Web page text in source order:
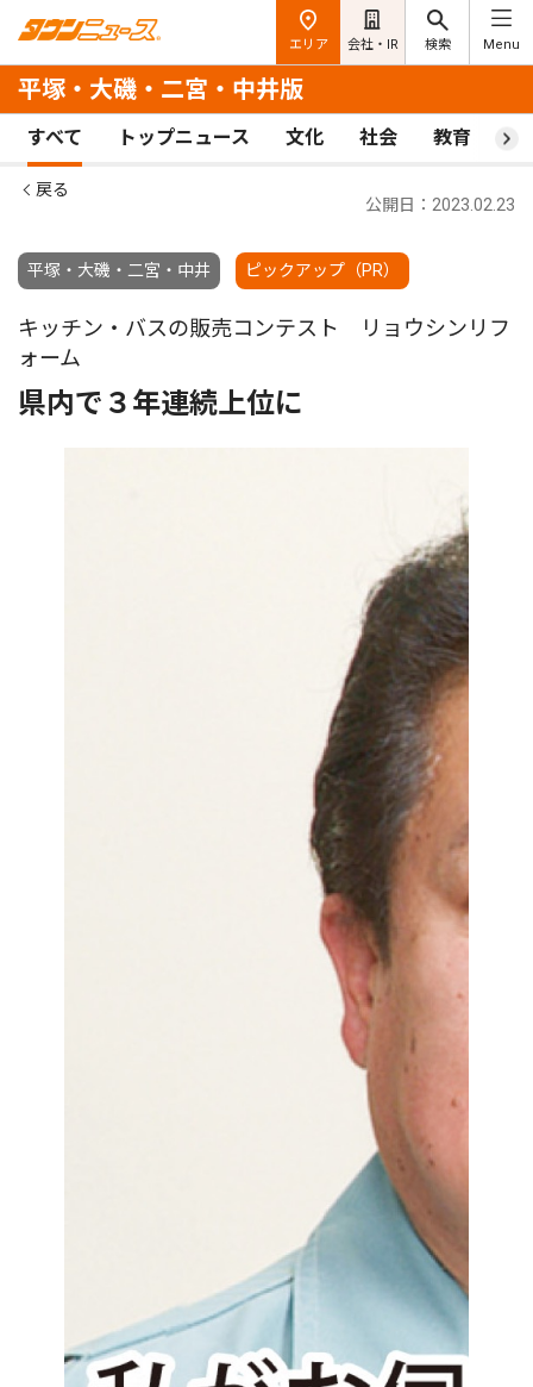
エリア 会社・IR 検索 Menu
平塚・大磯・二宮・中井版
すべて トップニュース 文化 社会 教育 ス
戻る
平塚・大磯・二宮・中井 ピックアップ（PR）
公開日：2023.02.23
キッチン・バスの販売コンテスト リョウシンリフ
ォーム
県内で３年連続上位に